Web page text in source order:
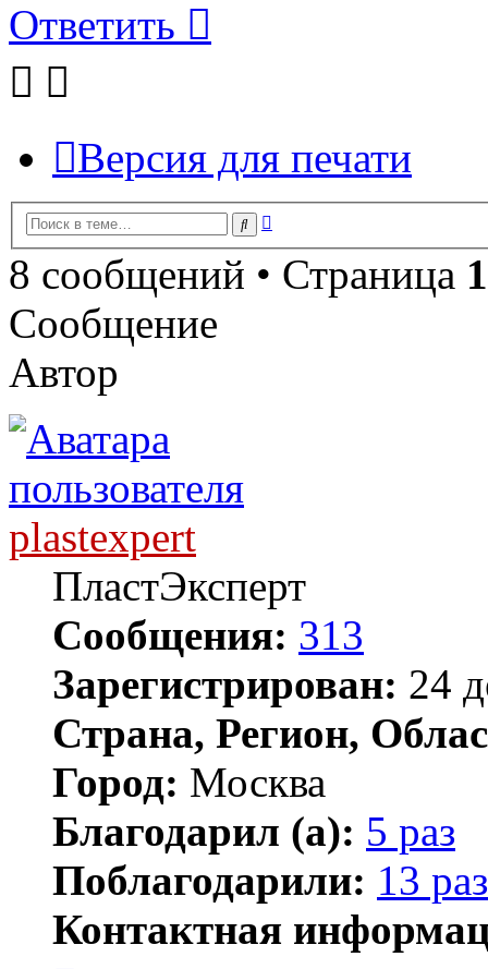
Ответить
Версия для печати
Поиск
8 сообщений • Страница 1
Сообщение
Автор
plastexpert
ПластЭксперт
Сообщения: 313
Зарегистрирован: 24
Страна, Регион,
Город: Москва
Благодарил (а): 5 раз
Поблагодарили: 13 раз
Контактная